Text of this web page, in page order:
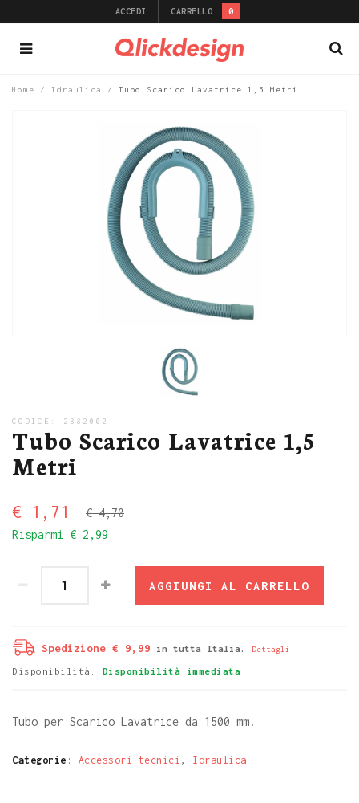
ACCEDI CARRELLO 0
Home / Idraulica / Tubo Scarico Lavatrice 1,5 Metri
CODICE: 2882002
Tubo Scarico Lavatrice 1,5
Metri
€ 4,70
€ 1,71
Risparmi € 2,99
AGGIUNGI AL CARRELLO
Spedizione € 9,99 in tutta Italia. Dettagli
Disponibilità: Disponibilità immediata
Tubo per Scarico Lavatrice da 1500 mm.
Categorie : Accessori tecnici , Idraulica